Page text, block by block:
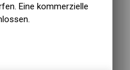
Eine kommerzielle